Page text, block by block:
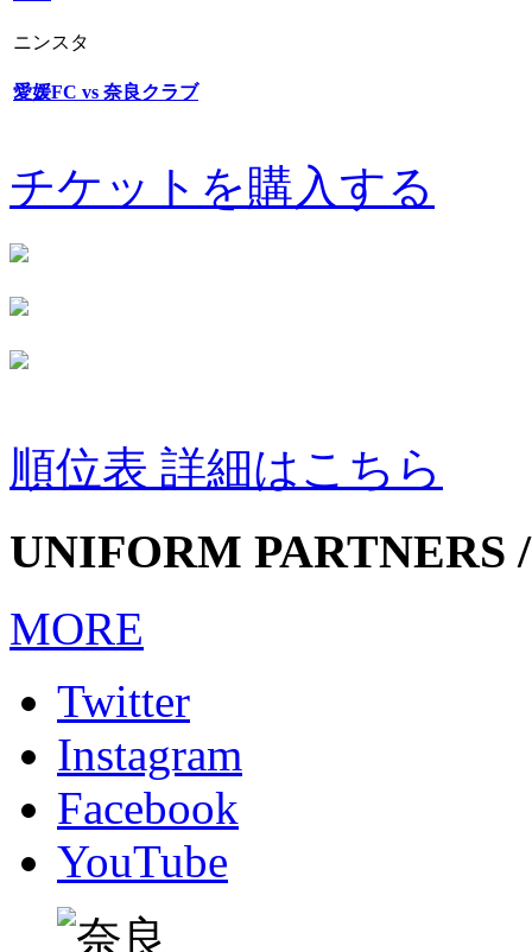
ニンスタ
愛媛FC vs 奈良クラブ
チケットを購入する
順位表 詳細はこちら
UNIFORM PARTNERS
MORE
Twitter
Instagram
Facebook
YouTube